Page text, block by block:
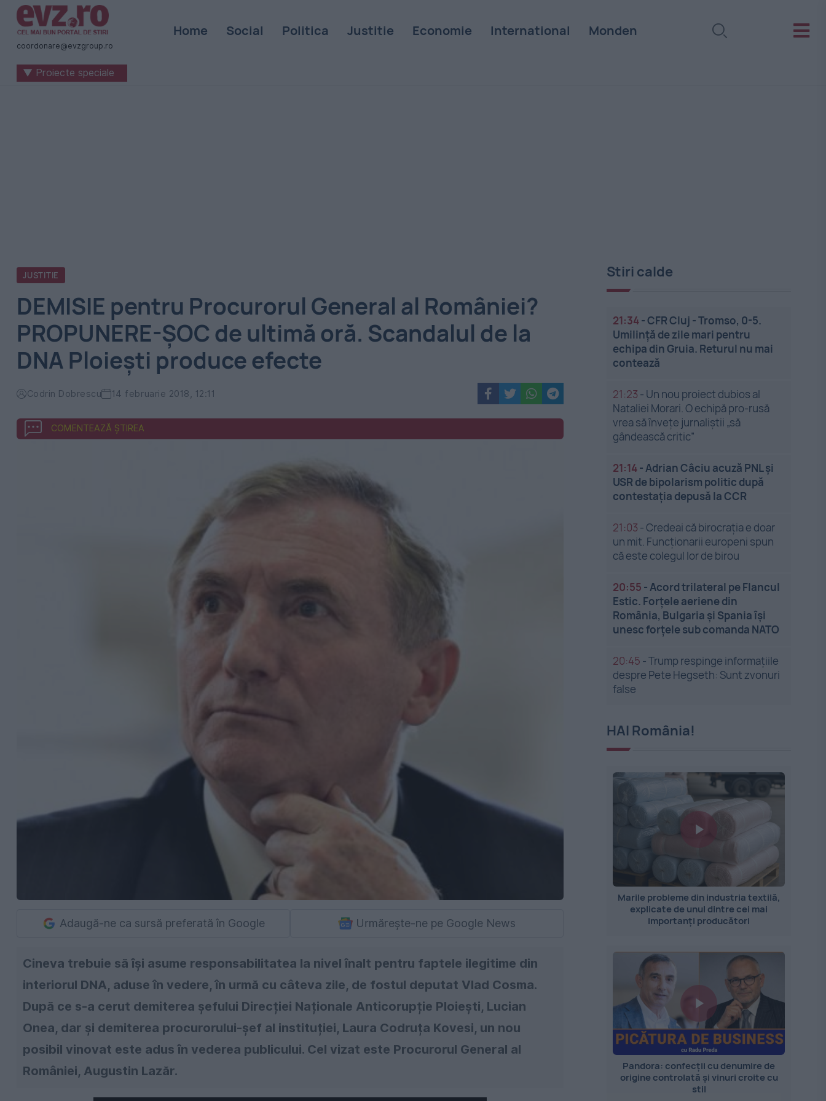
Știri
naționale
internaționale
coordonare@evzgroup.ro
Home Social Politica Justitie Economie International Monden
▼ Proiecte speciale
JUSTITIE
DEMISIE pentru Procurorul General al României?
PROPUNERE-ŞOC de ultimă oră. Scandalul de la
DNA Ploieşti produce efecte
Codrin Dobrescu 14 februarie 2018, 12:11
COMENTEAZĂ ȘTIREA
Adaugă-ne ca sursă preferată în Google Urmărește-ne pe Google News
Cineva trebuie să își asume responsabilitatea la nivel înalt pentru faptele ilegitime din
interiorul DNA, aduse în vedere, în urmă cu câteva zile, de fostul deputat Vlad Cosma.
După ce s-a cerut demiterea șefului Direcției Naționale Anticorupție Ploiești, Lucian
Onea, dar și demiterea procurorului-șef al instituției, Laura Codruța Kovesi, un nou
posibil vinovat este adus în vederea publicului. Cel vizat este Procurorul General al
României, Augustin Lazăr.
Stiri calde
21:34-CFR Cluj - Tromso, 0-5.
Umilință de zile mari pentru
echipa din Gruia. Returul nu mai
contează
21:23 - Un nou proiect dubios al
Nataliei Morari. O echipă pro-rusă
vrea să înveţe jurnaliştii „să
gândească critic”
21:14-Adrian Câciu acuză PNL și
USR de bipolarism politic după
contestația depusă la CCR
21:03 -Credeai că birocrația e doar
un mit. Funcționarii europeni spun
că este colegul lor de birou
20:55 -Acord trilateral pe Flancul
Estic. Forțele aeriene din
România, Bulgaria și Spania își
unesc forțele sub comanda NATO
20:45 -Trump respinge informațiile
despre Pete Hegseth: Sunt zvonuri
false
HAI România!
Marile probleme din industria textilă,
explicate de unul dintre cei mai
importanți producători
Pandora: confecții cu denumire de
origine controlată și vinuri croite cu
stil